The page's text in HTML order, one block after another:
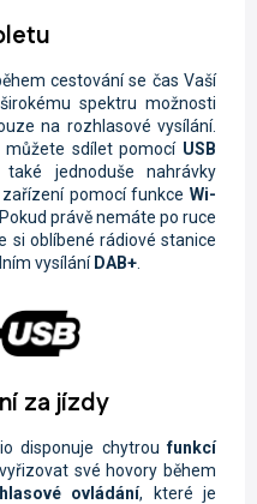
cestování se čas Vaší
spektru možnosti
na rozhlasové vysílání.
můžete sdílet pomocí USB
také jednoduše nahrávky
pomocí funkce Wi-
právě nemáte po ruce
si oblíbené rádiové stanice
vysíláníDAB+
za jízdy
disponuje chytroufunkcí
své hovory během
hlasové ovládání, které je